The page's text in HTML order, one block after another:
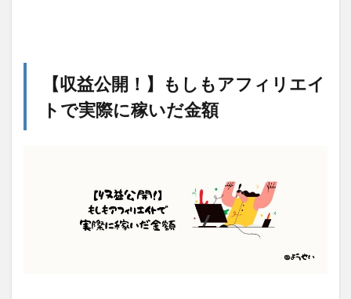
【収益公開！】もしもアフィリエイ
トで実際に稼いだ金額